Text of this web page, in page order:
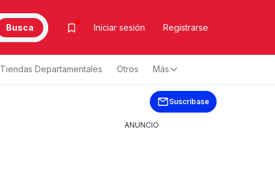
Busca Iniciar sesión Registrarse
Tiendas Departamentales Otros Más
Suscríbase
ANUNCIO